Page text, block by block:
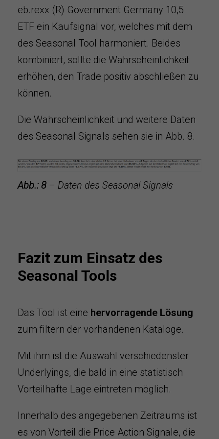
eb.rexx (R) Government Germany 10,5
ETF ein Kaufsignal vor, welches mit dem
des Seasonal Tool harmoniert. Beides
kombiniert, sollte die Wahrscheinlichkeit
erhöhen, den Trade positiv abschließen zu
können.
Die Wahrscheinlichkeit und weitere Daten
des Seasonal Signals sehen sie in Abb. 8.
Abb.: 8– Daten des Seasonal Signals
Fazit zum Einsatz des
Seasonal Tools
Das Tool ist eine hervorragende Lösung
zum filtern der vorhandenen Kataloge.
Mit ihm ist die Auswahl verschiedenster
Underlyings, die bald in eine statistisch
Vorteilhafte Lage eintreten möglich.
Innerhalb des angegebenen Zeitraums ist
es von Vorteil die Price Action Signale, die